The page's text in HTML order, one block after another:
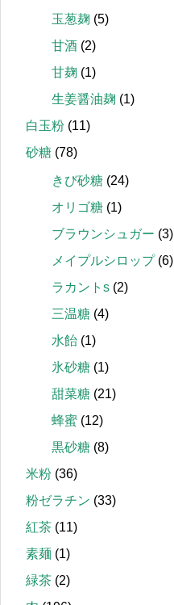
玉葱麹 (5)
甘酒 (2)
甘麹 (1)
生姜醤油麹 (1)
白玉粉 (11)
砂糖 (78)
きび砂糖 (24)
オリゴ糖 (1)
ブラウンシュガー (3)
メイプルシロップ(6)
ラカントs (2)
三温糖 (4)
水飴 (1)
氷砂糖 (1)
甜菜糖 (21)
蜂蜜 (12)
黒砂糖 (8)
米粉 (36)
粉ゼラチン (33)
紅茶 (11)
素麺 (1)
緑茶 (2)